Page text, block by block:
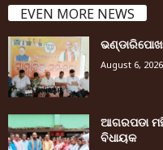
EVEN MORE NEWS
August 6, 2026
ଆଗରପଡା
ବିଧାୟକ